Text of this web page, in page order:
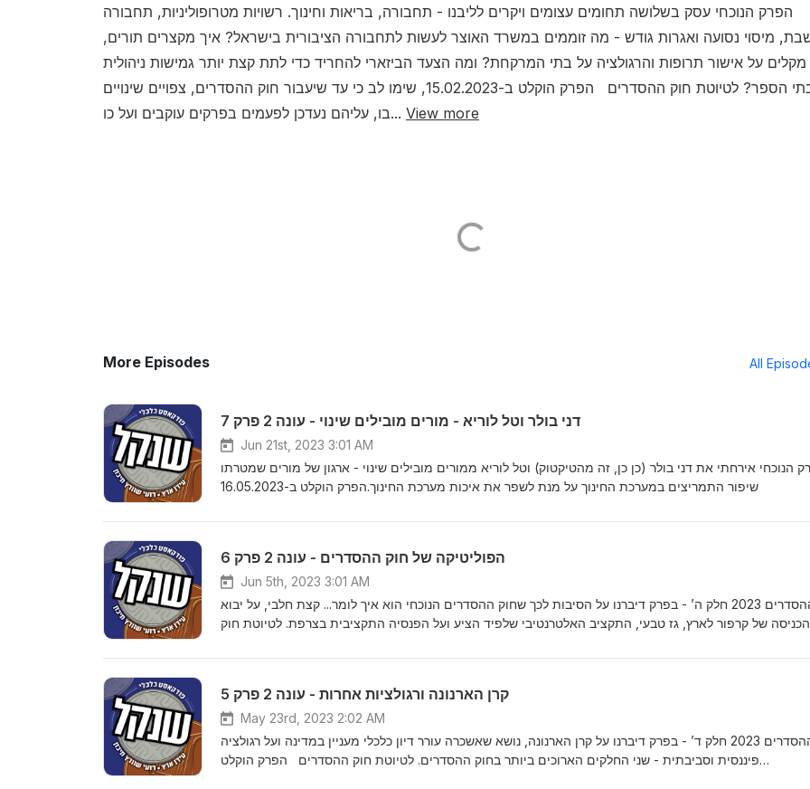
הפרק הנוכחי עסק בשלושה תחומים עצומים ויקרים לליבנו - תחבורה, בריאות וחינוך. רשויות מטרופוליניות, תחבורה
מיסוי נסועה ואגרות גודש - מה זוממים במשרד האוצר לעשות לתחבורה הציבורית בישראל? איך מקצרים תורים,
מקלים על אישור תרופות והרגולציה על בתי המרקחת? ומה הצעד הביזארי להחריד כדי לתת קצת יותר גמישות ניהולית
לבתי הספר? לטיוטת חוק ההסדרים הפרק הוקלט ב-15.02.2023, שימו לב כי עד שיעבור חוק ההסדרים, צפויים שינויים
בו, עליהם נעדכן לפעמים בפרקים עוקבים ועל כו... View more
More Episodes All
דני בולר וטל לוריא - מורים מובילים שינוי - עונה 2 פרק 7
Jun 21st, 2023 3:01 AM
הנוכחי אירחתי את דני בולר (כן כן, זה מהטיקטוק) וטל לוריא ממורים מובילים שינוי - ארגון של מורים שמטרתו
שיפור התמריצים במערכת החינוך על מנת לשפר את איכות מערכת החינוך.הפרק הוקלט ב-16.05.2023
הפוליטיקה של חוק ההסדרים - עונה 2 פרק 6
Jun 5th, 2023 3:01 AM
חוק ההסדרים 2023 חלק ה’ - בפרק דיברנו על הסיבות לכך שחוק ההסדרים הנוכחי הוא איך לומר... קצת חלבי, על יבוא
של קרפור לארץ, גז טבעי, התקציב האלטרנטיבי שלפיד הציע ועל הפנסיה התקציבית בצרפת. לטיוטת חוק
שעברה.
קרן הארנונה ורגולציות אחרות - עונה 2 פרק 5
May 23rd, 2023 2:02 AM
חוק ההסדרים 2023 חלק ד’ - בפרק דיברנו על קרן הארנונה, נושא שאשכרה עורר דיון כלכלי מעניין במדינה ועל רגולציה
פיננסית וסביבתית - שני החלקים הארוכים ביותר בחוק ההסדרים. לטיוטת חוק ההסדרים הפרק הוקלט